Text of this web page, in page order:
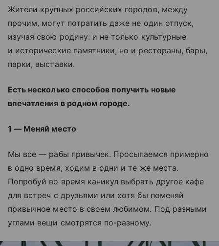
Жители крупных российских городов, между
прочим, могут потратить даже не один отпуск,
изучая свою родину: и не только культурные
и исторические памятники, но и рестораны, бары,
парки, выставки.
Есть несколько способов получить новые
впечатления в родном городе.
1 — Меняй место
Мы все — рабы привычек. Просыпаемся примерно
в одно время, ходим в одни и те же места.
Попробуй во время каникул выбрать другое кафе
для встреч с друзьями или хотя бы поменяй
привычное место в своем любимом. Под разными
углами вещи смотрятся по-разному.